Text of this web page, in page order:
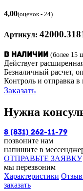
4,00(оценок - 24)
Артикул:
В наличии (более 15
Действует
Безналичный расчет,
Контроль и отправка
Заказать
Нужна
8 (831) 262-11-79
позвоните нам
напишите в
ОТПРАВЬТЕ ЗАЯВКУ
мы перезвоним
Характеристики
заказать